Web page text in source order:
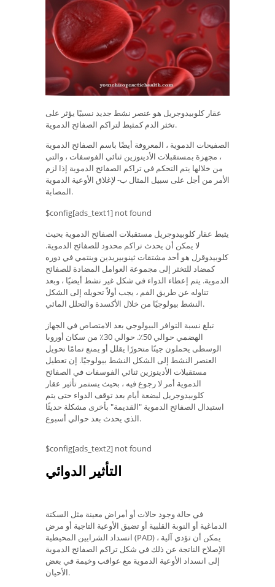
عقار كلوبيدوجريل هو عنصر نشط جديد نسبيًا يؤثر على
تخثر الدم كمثبط لتراكم الصفائح الدموية.
الصفيحات الدموية ، المعروفة أيضًا باسم الصفائح الدموية
، مجهزة بمستقبلات الأدينوزين ثنائي الفوسفات ، والتي
من خلالها يتم التحكم في تراكم الصفائح الدموية إذا لزم
الأمر من أجل على سبيل المثال ب- لإغلاق الأوعية الدموية
المصابة.
$config[ads_text1] not found
يثبط عقار كلوبيدوجريل مستقبلات الصفائح الدموية بحيث
لا يمكن أن يحدث تراكم محدود للصفائح الدموية.
كلوبيدوقرل هو أحد مشتقات ثينوبيريدين وينتمي في دوره
كمضاد للتخثر إلى مجموعة العوامل المضادة للصفائح
الدموية. يتم إعطاء الدواء في شكل غير نشط أيضيًا ، وبعد
تناوله عن طريق الفم ، يجب أولاً تحويله إلى الشكل
النشط بيولوجيًا من خلال الأكسدة والتحلل المائي.
تبلغ نسبة التوافر البيولوجي بعد الامتصاص في الجهاز
الهضمي حوالي 50٪. حوالي 30٪ من سكان أوروبا
الوسطى يحملون جينًا متحورًا يقلل أو يمنع تمامًا تحويل
العنصر النشط إلى الشكل النشط بيولوجيًا. إن تعطيل
مستقبلات الأدينوزين ثنائي الفوسفات في الصفائح
الدموية أمر لا رجوع فيه ، بحيث يستمر تأثير عقار
كلوبيدوجريل لبضعة أيام بعد توقف الدواء حتى يتم
استبدال الصفائح الدموية "القديمة" بأخرى مشكلة حديثًا
الذي يحدث بعد حوالي أسبوع.
$config[ads_text2] not found
التأثير الدوائي
في حالة وجود حالات أو أمراض معينة مثل السكتة
الدماغية أو النوبة القلبية أو تضيق الأوعية التاجية أو مرض
انسداد الشرايين المحيطية (PAD) ، يمكن أن تؤدي آلية
الإصلاح الناتجة عن ذلك في شكل تراكم الصفائح الدموية
إلى انسداد الأوعية الدموية مع عواقب وخيمة في بعض
الأحيان.